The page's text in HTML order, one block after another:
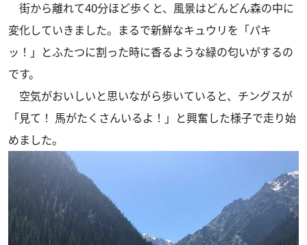
街から離れて40分ほど歩くと、風景はどんどん森の中に
変化していきました。まるで新鮮なキュウリを「パキ
ッ！」とふたつに割った時に香るような緑の匂いがするの
です。
空気がおいしいと思いながら歩いていると、チングスが
「見て！ 馬がたくさんいるよ！」と興奮した様子で走り始
めました。